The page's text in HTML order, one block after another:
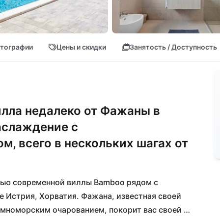
Цены и скидки Занятость / Доступность
недалеко от Фажаны в
с
всего в нескольких шагах от
современной виллы Bamboo рядом с
Хорватия. Фажана, известная своей
очарованием, покорит вас своей